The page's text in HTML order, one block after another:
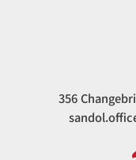
356